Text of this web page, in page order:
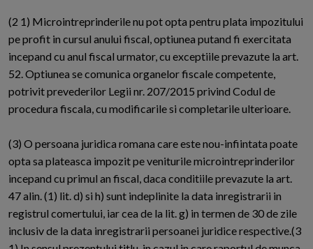
(2 1) Microintreprinderile nu pot opta pentru plata impozitului
pe profit in cursul anului fiscal, optiunea putand fi exercitata
incepand cu anul fiscal urmator, cu exceptiile prevazute la art.
52. Optiunea se comunica organelor fiscale competente,
potrivit prevederilor Legii nr. 207/2015 privind Codul de
procedura fiscala, cu modificarile si completarile ulterioare.
(3) O persoana juridica romana care este nou-infiintata poate
opta sa plateasca impozit pe veniturile microintreprinderilor
incepand cu primul an fiscal, daca conditiile prevazute la art.
47 alin. (1) lit. d) si h) sunt indeplinite la data inregistrarii in
registrul comertului, iar cea de la lit. g) in termen de 30 de zile
inclusiv de la data inregistrarii persoanei juridice respective.(3